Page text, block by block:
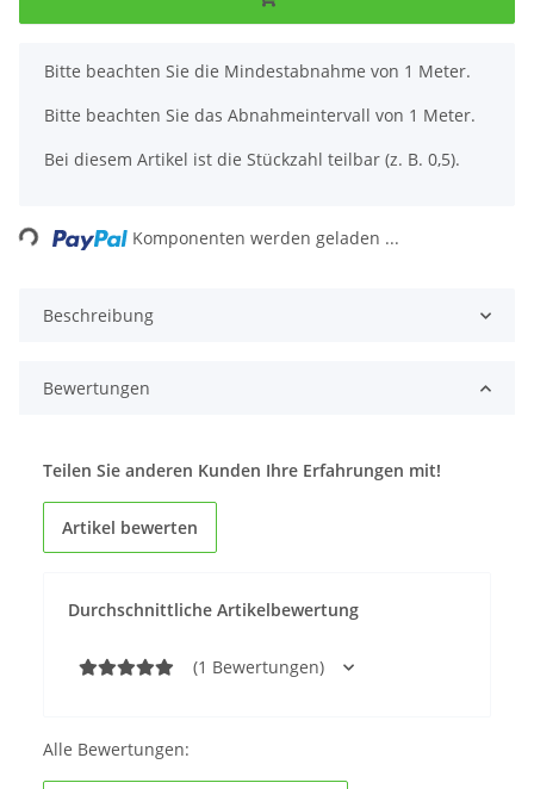
x
Bitte beachten Sie die Mindestabnahme von 1 Meter.
Bitte beachten Sie das Abnahmeintervall von 1 Meter.
Bei diesem Artikel ist die Stückzahl teilbar (z. B. 0,5).
Loading... Komponenten werden geladen ...
Beschreibung
Bewertungen
Durchschnittliche Artikelbewertung
(1 Bewertungen)
Teilen Sie anderen Kunden Ihre Erfahrungen mit!
Artikel bewerten
Alle Bewertungen: